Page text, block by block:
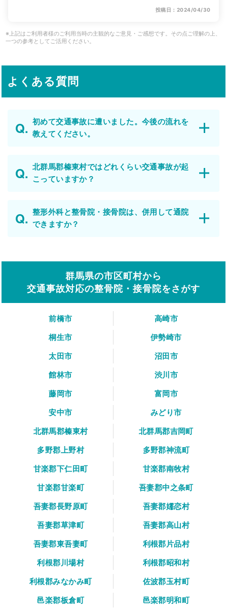
投稿日：2024/04/30
※上記はご利用者様のご利用当時の主観的なご意見・ご感想です。その点ご理解の上、
一つの参考としてご活用ください。
よくある質問
初めて交通事故に遭いました。今後の流れを
教えてください。
北群馬郡榛東村ではどれくらい交通事故が起
こっていますか？
整形外科と整骨院・接骨院は、併用して通院
できますか？
群馬県の市区町村から
交通事故対応の整骨院・接骨院をさがす
前橋市
高崎市
桐生市
伊勢崎市
太田市
沼田市
館林市
渋川市
藤岡市
富岡市
安中市
みどり市
北群馬郡榛東村
北群馬郡吉岡町
多野郡上野村
多野郡神流町
甘楽郡下仁田町
甘楽郡南牧村
甘楽郡甘楽町
吾妻郡中之条町
吾妻郡長野原町
吾妻郡嬬恋村
吾妻郡草津町
吾妻郡高山村
吾妻郡東吾妻町
利根郡片品村
利根郡川場村
利根郡昭和村
利根郡みなかみ町
佐波郡玉村町
邑楽郡板倉町
邑楽郡明和町